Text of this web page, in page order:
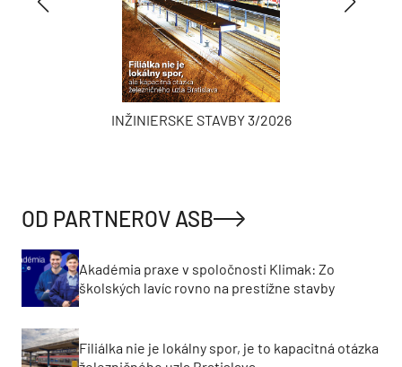
INŽINIERSKE STAVBY 3/2026
OD PARTNEROV ASB
Akadémia praxe v spoločnosti Klimak: Zo
školských lavíc rovno na prestížne stavby
Filiálka nie je lokálny spor, je to kapacitná otázka